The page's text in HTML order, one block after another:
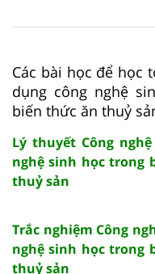
Các bài học để học
dụng công nghệ
biến thức ăn thuỷ
Lý thuyết Công
nghệ sinh học trong
thuỷ sản
Trắc nghiệm Công
nghệ sinh học trong
thuỷ sản